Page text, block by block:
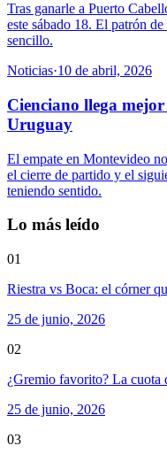
Tras ganarle a Puerto
este sábado 18. El patrón
sencillo.
Noticias·10 de abril, 2026
Cienciano llega
Uruguay
El empate en Montevideo
el cierre de partido y el
teniendo sentido.
Lo más leído
01
Riestra vs Boca: el córner
25 de junio, 2026
02
¿Gremio favorito? La cuota
25 de junio, 2026
03